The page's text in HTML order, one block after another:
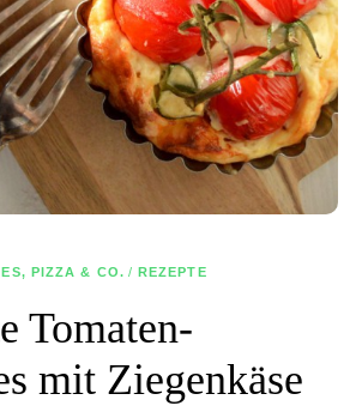
PIZZA & CO. / REZEPTE
Tomaten-
mit Ziegenkäse